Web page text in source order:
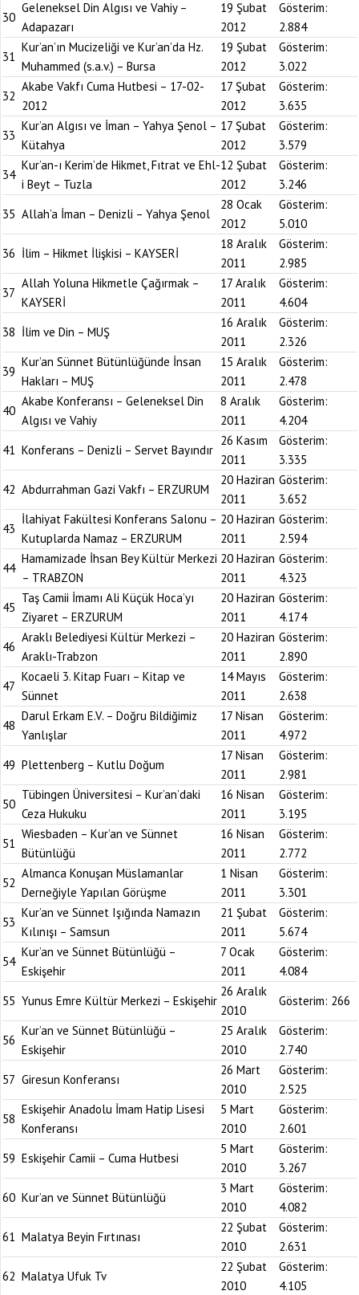
30
Geleneksel Din Algısı ve Vahiy –
Adapazarı
19 Şubat
2012
Gösterim:
2.884
31
Kur’an’ın Mucizeliği ve Kur’an’da Hz.
Muhammed (s.a.v.) – Bursa
19 Şubat
2012
Gösterim:
3.022
32
Akabe Vakfı Cuma Hutbesi – 17-02-
2012
17 Şubat
2012
Gösterim:
3.635
33
Kur’an Algısı ve İman – Yahya Şenol –
Kütahya
17 Şubat
2012
Gösterim:
3.579
34
Kur’an-ı Kerim’de Hikmet, Fıtrat ve Ehl-
i Beyt – Tuzla
12 Şubat
2012
Gösterim:
3.246
35 Allah’a İman – Denizli – Yahya Şenol
28 Ocak
2012
Gösterim:
5.010
36 İlim – Hikmet İlişkisi – KAYSERİ
18 Aralık
2011
Gösterim:
2.985
37
Allah Yoluna Hikmetle Çağırmak –
KAYSERİ
17 Aralık
2011
Gösterim:
4.604
38 İlim ve Din – MUŞ
16 Aralık
2011
Gösterim:
2.326
39
Kur’an Sünnet Bütünlüğünde İnsan
Hakları – MUŞ
15 Aralık
2011
Gösterim:
2.478
40
Akabe Konferansı – Geleneksel Din
Algısı ve Vahiy
8 Aralık
2011
Gösterim:
4.204
41 Konferans – Denizli – Servet Bayındır
26 Kasım
2011
Gösterim:
3.335
42 Abdurrahman Gazi Vakfı – ERZURUM
20 Haziran
2011
Gösterim:
3.652
43
İlahiyat Fakültesi Konferans Salonu –
Kutuplarda Namaz – ERZURUM
20 Haziran
2011
Gösterim:
2.594
44
Hamamizade İhsan Bey Kültür Merkezi
– TRABZON
20 Haziran
2011
Gösterim:
4.323
45
Taş Camii İmamı Ali Küçük Hoca’yı
Ziyaret – ERZURUM
20 Haziran
2011
Gösterim:
4.174
46
Araklı Belediyesi Kültür Merkezi –
Araklı-Trabzon
20 Haziran
2011
Gösterim:
2.890
47
Kocaeli 3. Kitap Fuarı – Kitap ve
Sünnet
14 Mayıs
2011
Gösterim:
2.638
48
Darul Erkam E.V. – Doğru Bildiğimiz
Yanlışlar
17 Nisan
2011
Gösterim:
4.972
49 Plettenberg – Kutlu Doğum
17 Nisan
2011
Gösterim:
2.981
50
Tübingen Üniversitesi – Kur’an’daki
Ceza Hukuku
16 Nisan
2011
Gösterim:
3.195
51
Wiesbaden – Kur’an ve Sünnet
Bütünlüğü
16 Nisan
2011
Gösterim:
2.772
52
Almanca Konuşan Müslamanlar
Derneğiyle Yapılan Görüşme
1 Nisan
2011
Gösterim:
3.301
53
Kur’an ve Sünnet Işığında Namazın
Kılınışı – Samsun
21 Şubat
2011
Gösterim:
5.674
54
Kur’an ve Sünnet Bütünlüğü –
Eskişehir
7 Ocak
2011
Gösterim:
4.084
55 Yunus Emre Kültür Merkezi – Eskişehir
26 Aralık
2010
Gösterim: 266
56
Kur’an ve Sünnet Bütünlüğü –
Eskişehir
25 Aralık
2010
Gösterim:
2.740
57 Giresun Konferansı
26 Mart
2010
Gösterim:
2.525
58
Eskişehir Anadolu İmam Hatip Lisesi
Konferansı
5 Mart
2010
Gösterim:
2.601
59 Eskişehir Camii – Cuma Hutbesi
5 Mart
2010
Gösterim:
3.267
60 Kur’an ve Sünnet Bütünlüğü
3 Mart
2010
Gösterim:
4.082
61 Malatya Beyin Fırtınası
22 Şubat
2010
Gösterim:
2.631
62 Malatya Ufuk Tv
22 Şubat
2010
Gösterim:
4.105